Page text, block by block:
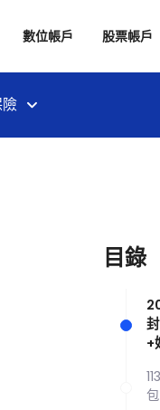
數位帳戶 股票帳戶
目錄
+
包